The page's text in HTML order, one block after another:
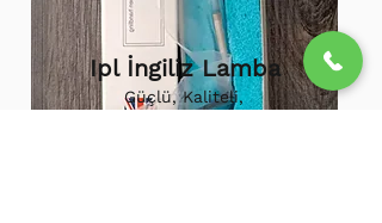
Ipl İngiliz Lamba
Güçlü, Kaliteli,